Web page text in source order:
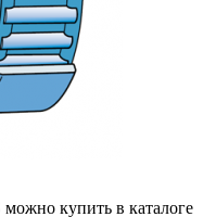
купить в каталоге